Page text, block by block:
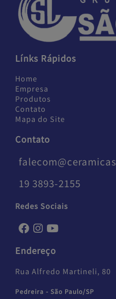
Línks Rápidos
Home
Empresa
Produtos
Contato
Mapa do Site
Contato
19 3893-2155
Redes Sociais
Endereço
Rua Alfredo Martineli, 80
Pedreira - São Paulo/SP